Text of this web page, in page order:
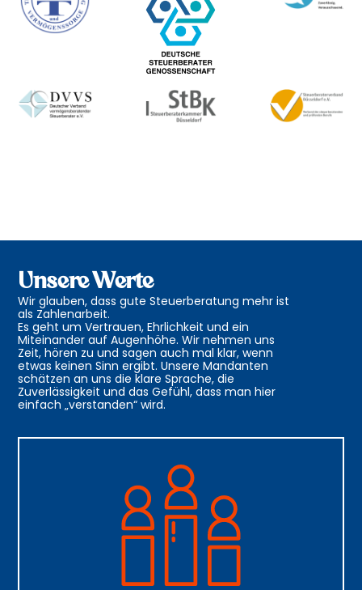
Unsere Werte
Wir glauben, dass gute Steuerberatung mehr ist
als Zahlenarbeit.
Es geht um Vertrauen, Ehrlichkeit und ein
Miteinander auf Augenhöhe. Wir nehmen uns
Zeit, hören zu und sagen auch mal klar, wenn
etwas keinen Sinn ergibt. Unsere Mandanten
schätzen an uns die klare Sprache, die
Zuverlässigkeit und das Gefühl, dass man hier
einfach „verstanden“ wird.